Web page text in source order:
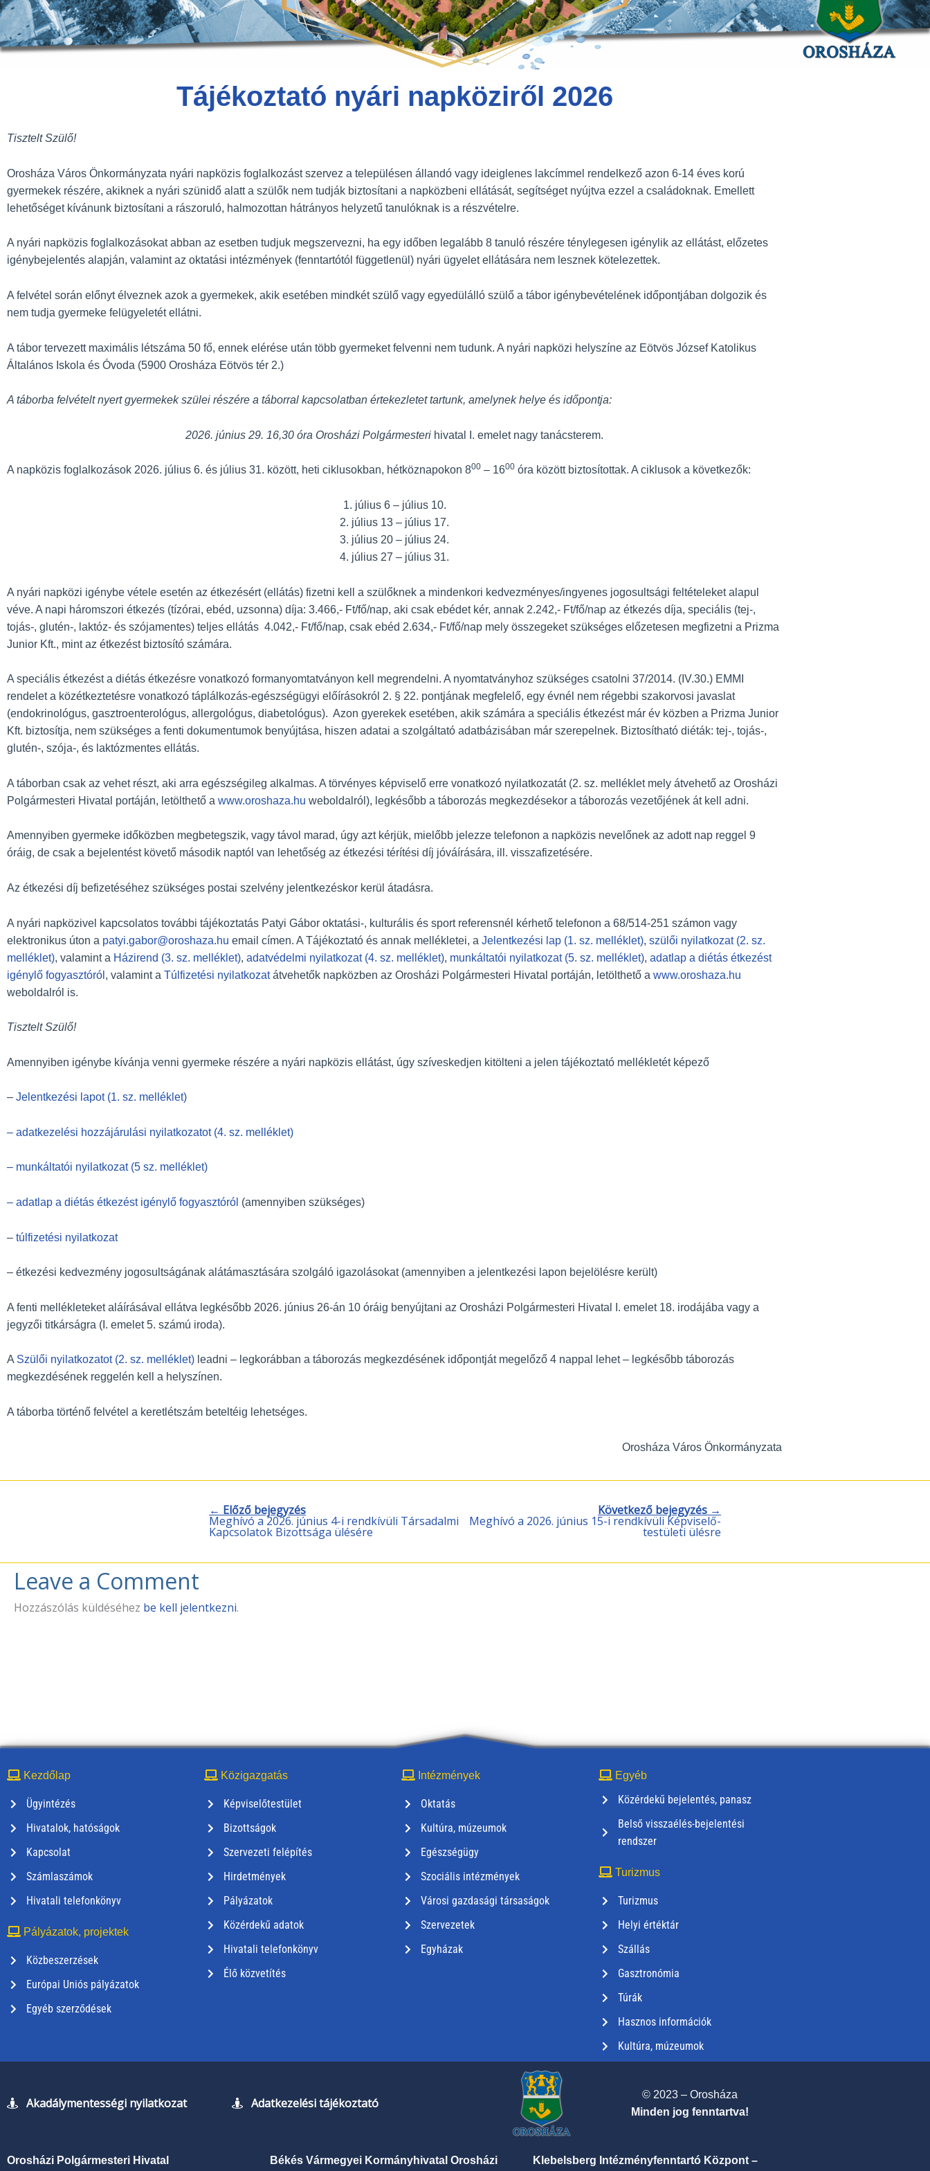
Tájékoztató nyári napköziről 2026
Tisztelt Szülő!
Orosháza Város Önkormányzata nyári napközis foglalkozást szervez a településen állandó vagy ideiglenes lakcímmel rendelkező azon 6-14 éves korú
gyermekek részére, akiknek a nyári szünidő alatt a szülők nem tudják biztosítani a napközbeni ellátását, segítséget nyújtva ezzel a családoknak. Emellett
lehetőséget kívánunk biztosítani a rászoruló, halmozottan hátrányos helyzetű tanulóknak is a részvételre.
A nyári napközis foglalkozásokat abban az esetben tudjuk megszervezni, ha egy időben legalább 8 tanuló részére ténylegesen igénylik az ellátást, előzetes
igénybejelentés alapján, valamint az oktatási intézmények (fenntartótól függetlenül) nyári ügyelet ellátására nem lesznek kötelezettek.
A felvétel során előnyt élveznek azok a gyermekek, akik esetében mindkét szülő vagy egyedülálló szülő a tábor igénybevételének időpontjában dolgozik és
nem tudja gyermeke felügyeletét ellátni.
A tábor tervezett maximális létszáma 50 fő, ennek elérése után több gyermeket felvenni nem tudunk. A nyári napközi helyszíne az Eötvös József Katolikus
Általános Iskola és Óvoda (5900 Orosháza Eötvös tér 2.)
A táborba felvételt nyert gyermekek szülei részére a táborral kapcsolatban értekezletet tartunk, amelynek helye és időpontja:
2026. június 29. 16,30 óra Orosházi Polgármesteri hivatal I. emelet nagy tanácsterem.
A napközis foglalkozások 2026. július 6. és július 31. között, heti ciklusokban, hétköznapokon 800 – 1600 óra között biztosítottak. A ciklusok a következők:
1. július 6 – július 10.
2. július 13 – július 17.
3. július 20 – július 24.
4. július 27 – július 31.
A nyári napközi igénybe vétele esetén az étkezésért (ellátás) fizetni kell a szülőknek a mindenkori kedvezményes/ingyenes jogosultsági feltételeket alapul
véve. A napi háromszori étkezés (tízórai, ebéd, uzsonna) díja: 3.466,- Ft/fő/nap, aki csak ebédet kér, annak 2.242,- Ft/fő/nap az étkezés díja, speciális (tej-,
tojás-, glutén-, laktóz- és szójamentes) teljes ellátás 4.042,- Ft/fő/nap, csak ebéd 2.634,- Ft/fő/nap mely összegeket szükséges előzetesen megfizetni a Prizma
Junior Kft., mint az étkezést biztosító számára.
A speciális étkezést a diétás étkezésre vonatkozó formanyomtatványon kell megrendelni. A nyomtatványhoz szükséges csatolni 37/2014. (IV.30.) EMMI
rendelet a közétkeztetésre vonatkozó táplálkozás-egészségügyi előírásokról 2. § 22. pontjának megfelelő, egy évnél nem régebbi szakorvosi javaslat
(endokrinológus, gasztroenterológus, allergológus, diabetológus). Azon gyerekek esetében, akik számára a speciális étkezést már év közben a Prizma Junior
Kft. biztosítja, nem szükséges a fenti dokumentumok benyújtása, hiszen adatai a szolgáltató adatbázisában már szerepelnek. Biztosítható diéták: tej-, tojás-,
glutén-, szója-, és laktózmentes ellátás.
A táborban csak az vehet részt, aki arra egészségileg alkalmas. A törvényes képviselő erre vonatkozó nyilatkozatát (2. sz. melléklet mely átvehető az Orosházi
Polgármesteri Hivatal portáján, letölthető a www.oroshaza.hu weboldalról), legkésőbb a táborozás megkezdésekor a táborozás vezetőjének át kell adni.
Amennyiben gyermeke időközben megbetegszik, vagy távol marad, úgy azt kérjük, mielőbb jelezze telefonon a napközis nevelőnek az adott nap reggel 9
óráig, de csak a bejelentést követő második naptól van lehetőség az étkezési térítési díj jóváírására, ill. visszafizetésére.
Az étkezési díj befizetéséhez szükséges postai szelvény jelentkezéskor kerül átadásra.
A nyári napközivel kapcsolatos további tájékoztatás Patyi Gábor oktatási-, kulturális és sport referensnél kérhető telefonon a 68/514-251 számon vagy
elektronikus úton a patyi.gabor@oroshaza.hu email címen. A Tájékoztató és annak mellékletei, a Jelentkezési lap (1. sz. melléklet), szülői nyilatkozat (2. sz.
melléklet), valamint a Házirend (3. sz. melléklet), adatvédelmi nyilatkozat (4. sz. melléklet), munkáltatói nyilatkozat (5. sz. melléklet), adatlap a diétás étkezést
igénylő fogyasztóról , valamint a Túlfizetési nyilatkozatátvehetők napközben az Orosházi Polgármesteri Hivatal portáján, letölthető a www.oroshaza.hu
weboldalról is.
Tisztelt Szülő!
Amennyiben igénybe kívánja venni gyermeke részére a nyári napközis ellátást, úgy szíveskedjen kitölteni a jelen tájékoztató mellékletét képező
– Jelentkezési lapot (1. sz. melléklet)
– adatkezelési hozzájárulási nyilatkozatot (4. sz. melléklet)
– munkáltatói nyilatkozat (5 sz. melléklet)
– adatlap a diétás étkezést igénylő fogyasztóról (amennyiben szükséges)
– túlfizetési nyilatkozat
– étkezési kedvezmény jogosultságának alátámasztására szolgáló igazolásokat (amennyiben a jelentkezési lapon bejelölésre került)
A fenti mellékleteket aláírásával ellátva legkésőbb 2026. június 26-án 10 óráig benyújtani az Orosházi Polgármesteri Hivatal I. emelet 18. irodájába vagy a
jegyzői titkárságra (I. emelet 5. számú iroda).
A Szülői nyilatkozatot (2. sz. melléklet) leadni – legkorábban a táborozás megkezdésének időpontját megelőző 4 nappal lehet – legkésőbb táborozás
megkezdésének reggelén kell a helyszínen.
A táborba történő felvétel a keretlétszám beteltéig lehetséges.
Orosháza Város Önkormányzata
← Előző bejegyzés
Meghívó a 2026. június 4-i rendkívüli Társadalmi
Kapcsolatok Bizottsága ülésére
Következő bejegyzés →
Meghívó a 2026. június 15-i rendkívüli Képviselő-
testületi ülésre
Leave a Comment
Hozzászólás küldéséhez be kell jelentkezni.
Kezdőlap
Ügyintézés
Hivatalok, hatóságok
Kapcsolat
Számlaszámok
Hivatali telefonkönyv
Pályázatok, projektek
Közbeszerzések
Európai Uniós pályázatok
Egyéb szerződések
Közigazgatás
Képviselőtestület
Bizottságok
Szervezeti felépítés
Hirdetmények
Pályázatok
Közérdekű adatok
Hivatali telefonkönyv
Élő közvetítés
Intézmények
Oktatás
Kultúra, múzeumok
Egészségügy
Szociális intézmények
Városi gazdasági társaságok
Szervezetek
Egyházak
Egyéb
Közérdekű bejelentés, panasz
Belső visszaélés-bejelentési
rendszer
Turizmus
Turizmus
Helyi értéktár
Szállás
Gasztronómia
Túrák
Hasznos információk
Kultúra, múzeumok
Akadálymentességi nyilatkozat Adatkezelési tájékoztató
© 2023 – Orosháza
Minden jog fenntartva!
Orosházi Polgármesteri Hivatal Békés Vármegyei Kormányhivatal Orosházi Klebelsberg Intézményfenntartó Központ –